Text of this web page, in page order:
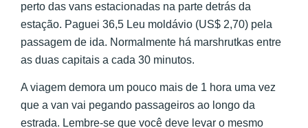
perto das vans estacionadas na parte detrás da
estação. Paguei 36,5 Leu moldávio (US$ 2,70) pela
passagem de ida. Normalmente há marshrutkas entre
as duas capitais a cada 30 minutos.
A viagem demora um pouco mais de 1 hora uma vez
que a van vai pegando passageiros ao longo da
estrada. Lembre-se que você deve levar o mesmo